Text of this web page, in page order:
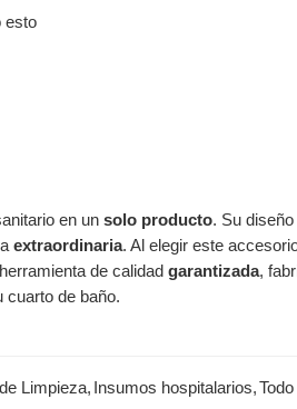
esto
en un solo producto. Su
extraordinaria. Al elegir este
de calidad garantizada,
cuarto de baño.
Limpieza, Insumos hospitalarios,